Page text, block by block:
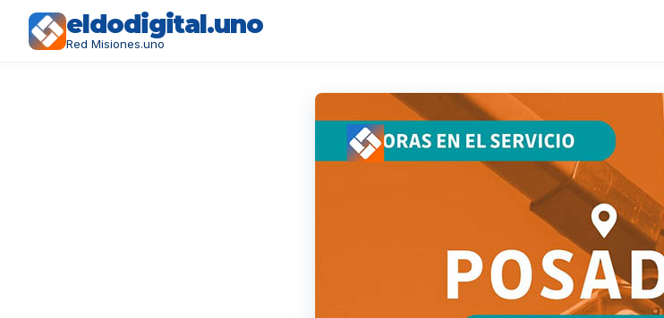
eldodigital.uno
Red Misiones.uno